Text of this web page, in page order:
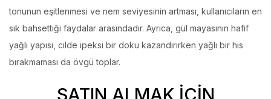
tonunun eşitlenmesi ve nem seviyesinin artması, kullanıcıların en
sık bahsettiği faydalar arasındadır. Ayrıca, gül mayasının hafif
yağlı yapısı, cilde ipeksi bir doku kazandırırken yağlı bir his
bırakmaması da övgü toplar.
SATIN ALMAK İÇİN